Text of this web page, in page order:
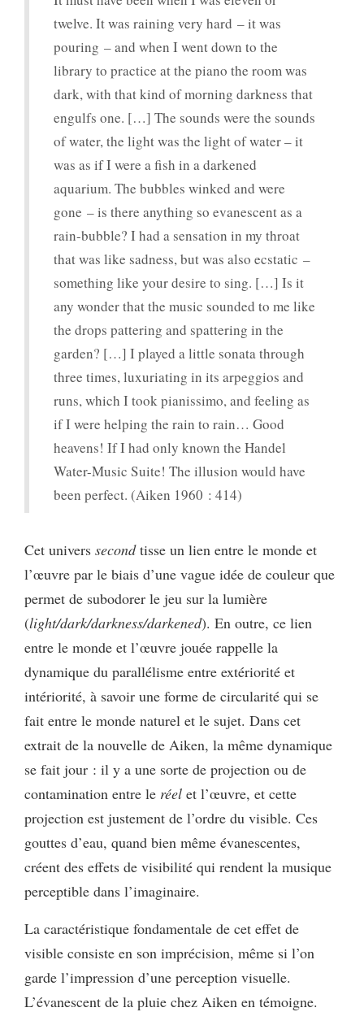
twelve. It was raining very hard – it was
pouring – and when I went down to the
library to practice at the piano the room was
dark, with that kind of morning darkness that
engulfs one. […] The sounds were the sounds
of water, the light was the light of water – it
was as if I were a fish in a darkened
aquarium. The bubbles winked and were
gone – is there anything so evanescent as a
rain-bubble? I had a sensation in my throat
that was like sadness, but was also ecstatic –
something like your desire to sing. […] Is it
any wonder that the music sounded to me like
the drops pattering and spattering in the
garden? […] I played a little sonata through
three times, luxuriating in its arpeggios and
runs, which I took pianissimo, and feeling as
if I were helping the rain to rain… Good
heavens! If I had only known the Handel
Water-Music Suite! The illusion would have
been perfect. (Aiken 1960 : 414)
Cet univers secondtisse un lien entre le monde et
l’œuvre par le biais d’une vague idée de couleur que
permet de subodorer le jeu sur la lumière
(light/dark/darkness/darkened). En outre, ce lien
entre le monde et l’œuvre jouée rappelle la
dynamique du parallélisme entre extériorité et
intériorité, à savoir une forme de circularité qui se
fait entre le monde naturel et le sujet. Dans cet
extrait de la nouvelle de Aiken, la même dynamique
se fait jour : il y a une sorte de projection ou de
contamination entre le réel et l’œuvre, et cette
projection est justement de l’ordre du visible. Ces
gouttes d’eau, quand bien même évanescentes,
créent des effets de visibilité qui rendent la musique
perceptible dans l’imaginaire.
La caractéristique fondamentale de cet effet de
visible consiste en son imprécision, même si l’on
garde l’impression d’une perception visuelle.
L’évanescent de la pluie chez Aiken en témoigne.